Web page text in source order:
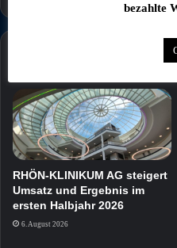
RHÖN-KLINIKUM AG steigert
Umsatz und Ergebnis im
ersten Halbjahr 2026
6. August 2026
bezahlte